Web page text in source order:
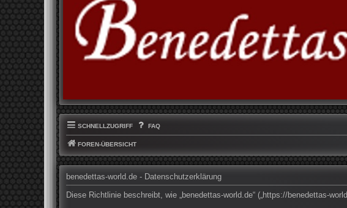
SCHNELLZUGRIFF FAQ
FOREN-ÜBERSICHT
benedettas-world.de - Datenschutzerklärung
Diese Richtlinie beschreibt, wie „benedettas-world.de“ („https://benedettas-